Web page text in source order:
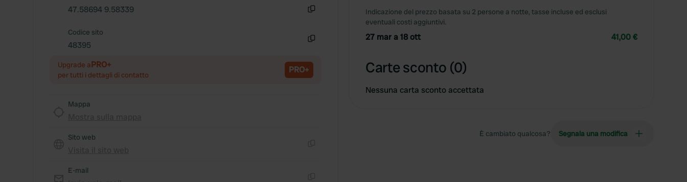
47.58694 9.58339
Codice sito
48395
Upgrade aPRO+
per tutti i dettagli di contatto PRO+
Mappa
Sito web
E-mail
Indicazione del prezzo basata su 2 persone a notte, tasse incluse ed esclusi
eventuali costi aggiuntivi.
27 mar a 18 ott 41,00 €
Carte sconto (0)
Nessuna carta sconto accettata
È cambiato qualcosa? Segnala una modifica